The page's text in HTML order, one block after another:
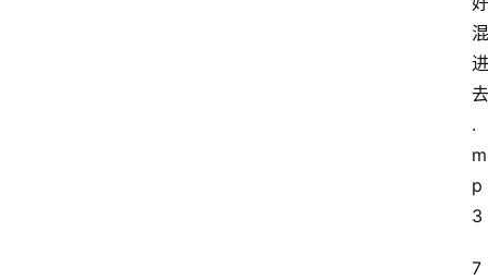
混
进
去
.
m
p
3
7